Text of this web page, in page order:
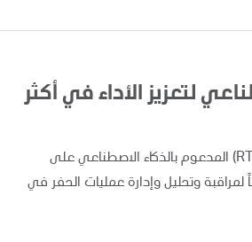
لتعزيز الأداء في أكثر
أعلنت "أدنوك" اليوم عن تطبيق ونشر نظام "مركز متابعة العمليات في الوقت الفعلي" (RTOC) المدعوم بالذكاء الاصطناعي على
ترابطاً لمراقبة وتحليل وإدارة عمليات الحفر في